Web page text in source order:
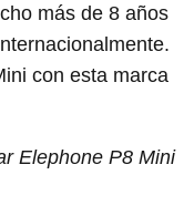
más de 8 años
con esta marca
Elephone P8 Mini